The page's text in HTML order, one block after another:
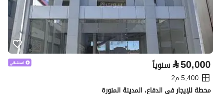
⃁50,000 سنوياً
5,400 م2
محطة للإيجار في الدفاع، المدينة المنورة